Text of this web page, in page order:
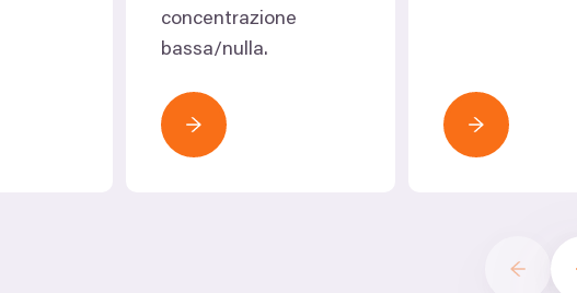
concentrazione
bassa/​nulla.